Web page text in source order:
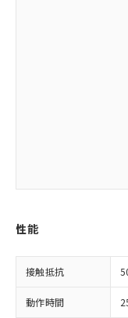
性能
接触抵抗
動作時間
※1 対応
対応済
非含有に対